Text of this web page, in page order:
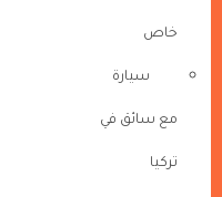
خاص
سيارة
مع سائق في
تركيا